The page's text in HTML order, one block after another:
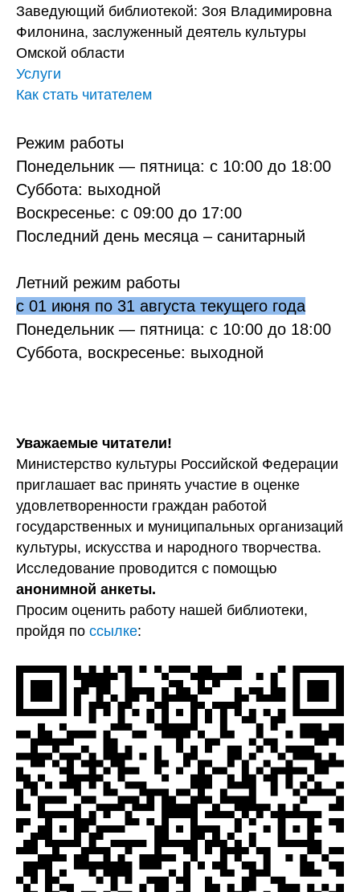
Заведующий библиотекой: Зоя Владимировна
Филонина, заслуженный деятель культуры
Омской области
Услуги
Как стать читателем
Режим работы
Понедельник — пятница: с 10:00 до 18:00
Суббота: выходной
Воскресенье: с 09:00 до 17:00
Последний день месяца – санитарный
Летний режим работы
с 01 июня по 31 августа текущего года
Понедельник — пятница: с 10:00 до 18:00
Суббота, воскресенье: выходной
Уважаемые читатели!
Министерство культуры Российской Федерации
приглашает вас принять участие в оценке
удовлетворенности граждан работой
государственных и муниципальных организаций
культуры, искусства и народного творчества.
Исследование проводится с помощью
анонимной анкеты.
Просим оценить работу нашей библиотеки,
пройдя по ссылке: